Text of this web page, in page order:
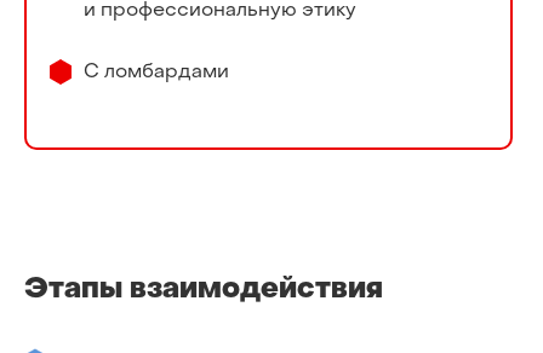
и профессиональную этику
С ломбардами
Этапы взаимодействия